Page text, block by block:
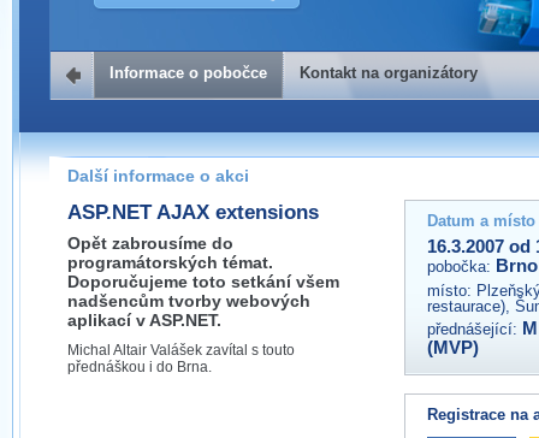
Kontakt na organizátory
Pokud máte jakýkoliv dotaz na organizátory této akce,
prosím neváhejte nás kontaktovat na e-mailu:
brno@wug.cz
Informace o pobočce Kontakt na organizátory
Další informace o akci
ASP.NET AJAX extensions
Opět zabrousíme do
programátorských témat.
Doporučujeme toto setkání všem
nadšencům tvorby webových
aplikací v ASP.NET.
Michal Altair Valášek zavítal s touto
přednáškou i do Brna.
Datum a
16.3.2007 od
pobočka: Brno
místo:
restaurace),
přednášející:
(MVP)
Registrace na